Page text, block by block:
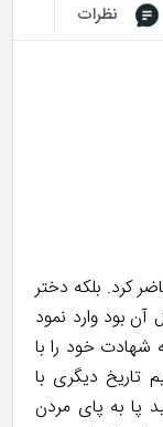
نظرات
کرد. بلکه دختر
آن بود وارد نمود
خود را با
تاریخ دیگری با
پا به پای مردن